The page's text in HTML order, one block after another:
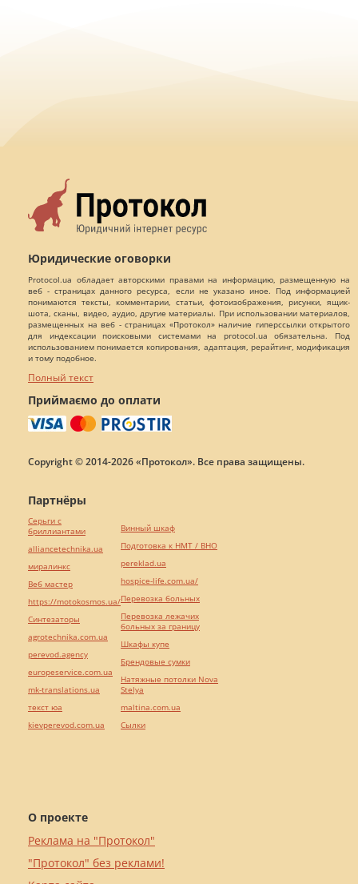
Юридические оговорки
Protocol.ua обладает авторскими правами на информацию, размещенную на
веб - страницах данного ресурса, если не указано иное. Под информацией
понимаются тексты, комментарии, статьи, фотоизображения, рисунки, ящик-
шота, сканы, видео, аудио, другие материалы. При использовании материалов,
размещенных на веб - страницах «Протокол» наличие гиперссылки открытого
для индексации поисковыми системами на protocol.ua обязательна. Под
использованием понимается копирования, адаптация, рерайтинг, модификация
и тому подобное.
Полный текст
Приймаємо до оплати
Copyright © 2014-2026 «Протокол». Все права защищены.
О проекте
Реклама на "Протокол"
"Протокол" без реклами!
Партнёры
Серьги с
бриллиантами
alliancetechnika.ua
миралинкс
Веб мастер
https://motokosmos.ua/
Синтезаторы
agrotechnika.com.ua
perevod.agency
europeservice.com.ua
mk-translations.ua
текст юа
kievperevod.com.ua
Винный шкаф
Подготовка к НМТ / ВНО
pereklad.ua
hospice-life.com.ua/
Перевозка больных
Перевозка лежачих
больных за границу
Шкафы купе
Брендовые сумки
Натяжные потолки Nova
Stelya
maltina.com.ua
Cылки